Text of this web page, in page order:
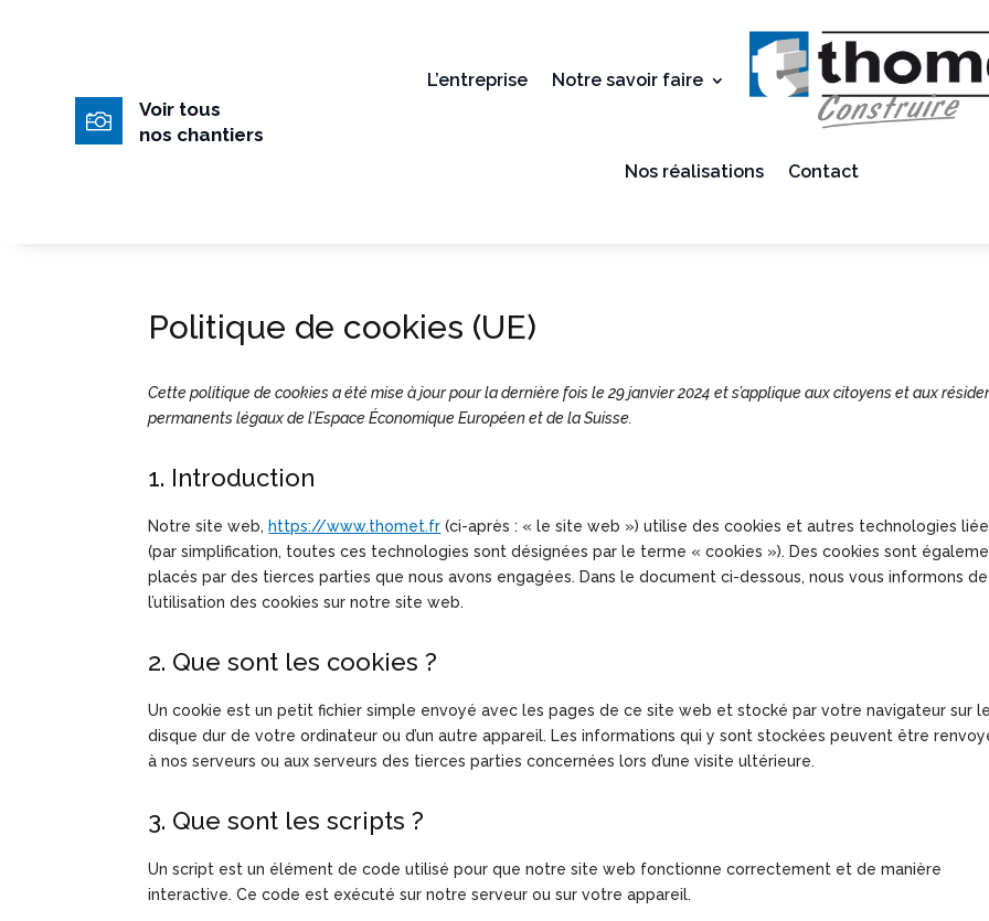

Voir tous
nos chantiers
L’entreprise Notre savoir faire
Nos réalisations Contact
Politique de cookies (UE)
Cette politique de cookies a été mise à jour pour la dernière fois le 29 janvier 2024 et s’applique aux citoyens et aux
permanents légaux de l’Espace Économique Européen et de la Suisse.
1. Introduction
Notre site web, https://www.thomet.fr (ci-après : « le site web ») utilise des cookies et autres technologies
(par simplification, toutes ces technologies sont désignées par le terme « cookies »). Des cookies sont
placés par des tierces parties que nous avons engagées. Dans le document ci-dessous, nous vous informons de
l’utilisation des cookies sur notre site web.
2. Que sont les cookies ?
Un cookie est un petit fichier simple envoyé avec les pages de ce site web et stocké par votre navigateur sur le
disque dur de votre ordinateur ou d’un autre appareil. Les informations qui y sont stockées peuvent être
à nos serveurs ou aux serveurs des tierces parties concernées lors d’une visite ultérieure.
3. Que sont les scripts ?
Un script est un élément de code utilisé pour que notre site web fonctionne correctement et de manière
interactive. Ce code est exécuté sur notre serveur ou sur votre appareil.